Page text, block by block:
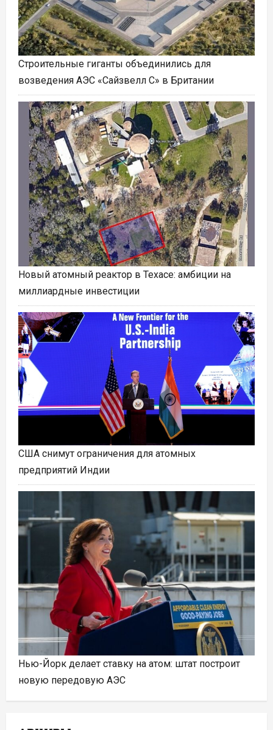
Строительные гиганты объединились для
возведения АЭС «Сайзвелл С» в Британии
Новый атомный реактор в Техасе: амбиции на
миллиардные инвестиции
США снимут ограничения для атомных
предприятий Индии
Нью-Йорк делает ставку на атом: штат построит
новую передовую АЭС